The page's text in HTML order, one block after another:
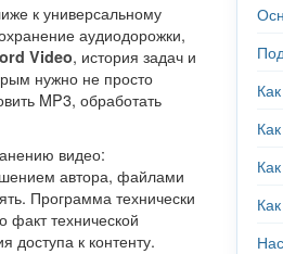
к универсальному
аудиодорожки,
Video, история задач и
нужно не просто
MP3, обработать
видео:
автора, файлами
Программа технически
факт технической
доступа к контенту.